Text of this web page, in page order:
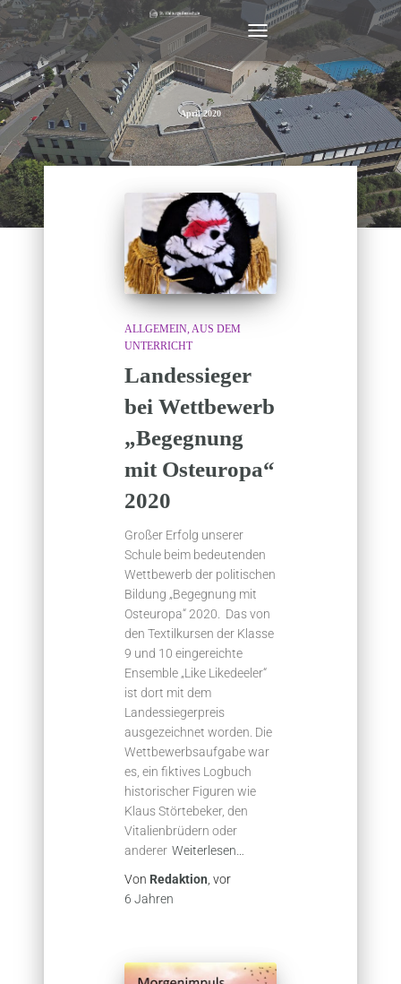
NAVIGATION
UMSCHALTEN
April 2020
ALLGEMEIN AUS DEM
UNTERRICHT
Landessieger
bei Wettbewerb
„Begegnung
mit Osteuropa“
2020
Großer Erfolg unserer
Schule beim bedeutenden
Wettbewerb der politischen
Bildung „Begegnung mit
Osteuropa“ 2020. Das von
den Textilkursen der Klasse
9 und 10 eingereichte
Ensemble „Like Likedeeler“
ist dort mit dem
Landessiegerpreis
ausgezeichnet worden. Die
Wettbewerbsaufgabe war
es, ein fiktives Logbuch
historischer Figuren wie
Klaus Störtebeker, den
Vitalienbrüdern oder
anderer Weiterlesen…
Von Redaktion, vor
6 Jahren